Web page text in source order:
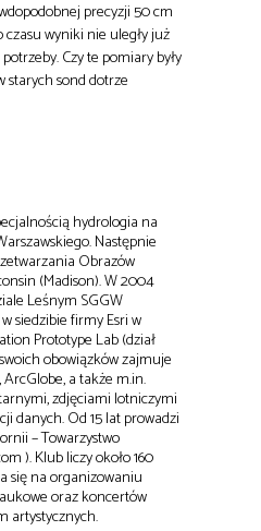
precyzji 50 cm
wyniki nie uległy już
Czy te pomiary były
starych sond dotrze
hydrologia na
Następnie
Obrazów
(Madison). W 2004
Leśnym SGGW
siedzibie firmy Esri w
Prototype Lab (dział
obowiązków zajmuje
a także m.in.
zdjęciami lotniczymi
danych. Od 15 lat prowadzi
– Towarzystwo
). Klub liczy około 160
się na organizowaniu
oraz koncertów
artystycznych.